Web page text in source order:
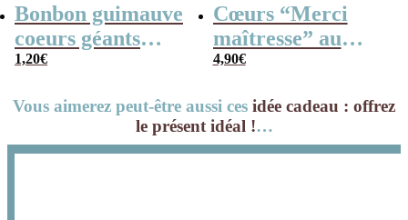
Bonbon guimauve
coeurs géants
(Bulgari) x 5
1,20€
Cœurs “Merci
maîtresse” au
chocolat au lait
4,90€
Vous aimerez peut-être aussi ces idée cadeau : offrez
le présent idéal !…